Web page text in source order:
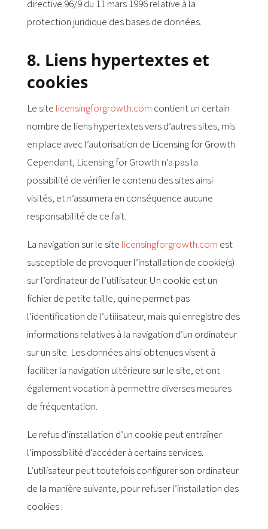
directive 96/9 du 11 mars 1996 relative à la
protection juridique des bases de données.
8. Liens hypertextes et
cookies
Le site licensingforgrowth.com contient un certain
nombre de liens hypertextes vers d’autres sites, mis
en place avec l’autorisation de Licensing for Growth.
Cependant, Licensing for Growth n’a pas la
possibilité de vérifier le contenu des sites ainsi
visités, et n’assumera en conséquence aucune
responsabilité de ce fait.
La navigation sur le site licensingforgrowth.com est
susceptible de provoquer l’installation de cookie(s)
sur l’ordinateur de l’utilisateur. Un cookie est un
fichier de petite taille, qui ne permet pas
l’identification de l’utilisateur, mais qui enregistre des
informations relatives à la navigation d’un ordinateur
sur un site. Les données ainsi obtenues visent à
faciliter la navigation ultérieure sur le site, et ont
également vocation à permettre diverses mesures
de fréquentation.
Le refus d’installation d’un cookie peut entraîner
l’impossibilité d’accéder à certains services.
L’utilisateur peut toutefois configurer son ordinateur
de la manière suivante, pour refuser l’installation des
cookies :